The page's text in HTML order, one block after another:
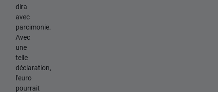
dira
avec
parcimonie.
Avec
une
telle
déclaration,
l'euro
pourrait